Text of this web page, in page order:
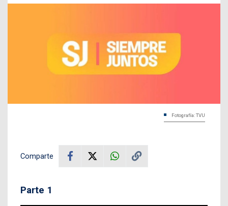
Fotografía: TVU
Comparte
Parte 1